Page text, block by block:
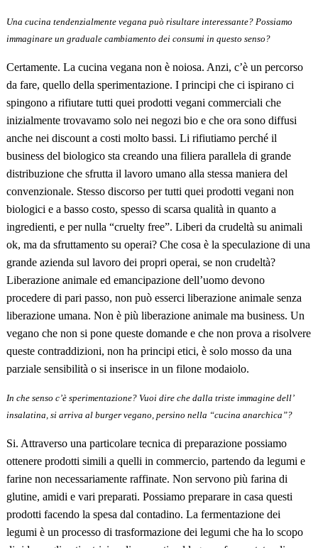
Una cucina tendenzialmente vegana può risultare interessante? Possiamo
immaginare un graduale cambiamento dei consumi in questo senso?
Certamente. La cucina vegana non è noiosa. Anzi, c’è un percorso
da fare, quello della sperimentazione. I principi che ci ispirano ci
spingono a rifiutare tutti quei prodotti vegani commerciali che
inizialmente trovavamo solo nei negozi bio e che ora sono diffusi
anche nei discount a costi molto bassi. Li rifiutiamo perchéil
business del biologico sta creando una filiera parallela di grande
distribuzione che sfrutta il lavoro umano alla stessa maniera del
convenzionale. Stesso discorso per tutti quei prodotti vegani non
biologici e a basso costo, spesso di scarsa qualitàin quanto a
ingredienti, e per nulla “cruelty free”. Liberi da crudeltàsu animali
ok, ma da sfruttamento su operai? Che cosa è la speculazione di una
grande azienda sul lavoro dei propri operai, se non crudeltà?
Liberazione animale ed emancipazione dell’uomo devono
procedere di pari passo, non può esserci liberazione animale senza
liberazione umana. Non è più liberazione animale ma business. Un
vegano che non si pone queste domande e che non prova a risolvere
queste contraddizioni, non ha principi etici, è solo mosso da una
parziale sensibilitào si inserisce in un filone modaiolo.
In che senso c’è sperimentazione? Vuoi dire che dalla triste immagine dell’
insalatina, si arriva al burger vegano, persino nella “cucina anarchica”?
Si. Attraverso una particolare tecnica di preparazione possiamo
ottenere prodotti simili a quelli in commercio, partendo da legumi e
farine non necessariamente raffinate. Non servono più farina di
glutine, amidi e vari preparati. Possiamo preparare in casa questi
prodotti facendo la spesa dal contadino. La fermentazione dei
legumi è un processo di trasformazione dei legumi che ha lo scopo